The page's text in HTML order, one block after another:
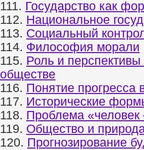
111. Государство как
112. Национальное
113. Социальный
114. Философия морали
115. Роль и
обществе
116. Понятие прогресса
117. Исторические
118. Проблема
119. Общество и
120. Прогнозирование